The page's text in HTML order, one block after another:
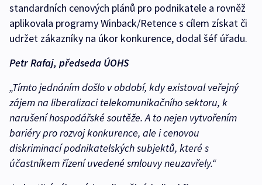
standardních cenových plánů pro podnikatele a rovněž
aplikovala programy Winback/Retence s cílem získat či
udržet zákazníky na úkor konkurence, dodal šéf úřadu.
Petr Rafaj, předseda ÚOHS
„Tímto jednáním došlo v období, kdy existoval veřejný
zájem na liberalizaci telekomunikačního sektoru, k
narušení hospodářské soutěže. A to nejen vytvořením
bariéry pro rozvoj konkurence, ale i cenovou
diskriminací podnikatelských subjektů, které s
účastníkem řízení uvedené smlouvy neuzavřely.“